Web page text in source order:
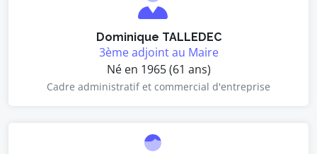
Dominique TALLEDEC
3ème adjoint au Maire
Né en 1965 (61 ans)
Cadre administratif et commercial d'entreprise